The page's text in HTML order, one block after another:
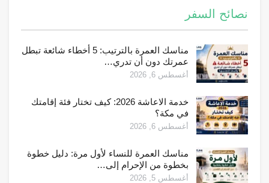
نصائح السفر
مناسك العمرة بالترتيب: 5 أخطاء شائعة تبطل
عمرتك دون أن تدري…
أغسطس 6, 2026
خدمة الاعاشة 2026: كيف تختار فئة إقامتك
في مكة؟
أغسطس 6, 2026
مناسك العمرة للنساء لأول مرة: دليل خطوة
بخطوة من الإحرام إلى…
أغسطس 5, 2026